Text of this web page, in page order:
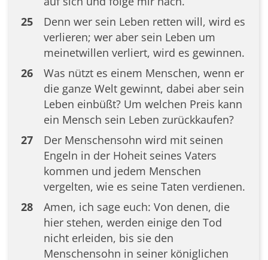
25
Denn wer sein Leben retten will, wird es
verlieren; wer aber sein Leben um
meinetwillen verliert, wird es gewinnen.
26
Was nützt es einem Menschen, wenn er
die ganze Welt gewinnt, dabei aber sein
Leben einbüßt? Um welchen Preis kann
ein Mensch sein Leben zurückkaufen?
27
Der Menschensohn wird mit seinen
Engeln in der Hoheit seines Vaters
kommen und jedem Menschen
vergelten, wie es seine Taten verdienen.
28
Amen, ich sage euch: Von denen, die
hier stehen, werden einige den Tod
nicht erleiden, bis sie den
Menschensohn in seiner königlichen